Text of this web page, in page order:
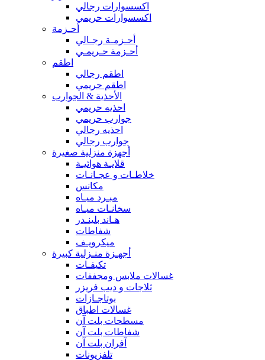
اكسسوارات رجالي
اكسسوارات حريمي
أحـزمة
أحـزمـة رجـالي
أحـزمة حـريمـي
اطقم
اطقم رجالي
اطقم حريمي
الأحذية & الجوارب
احذيه حريمي
جوارب حريمي
احذيه رجالي
جوارب رجالي
أجهزة منزلية صغيرة
قلايـة هوائيـة
خلاطـات و عجـانـات
مكانس
مبـرد ميـاه
سخانـات ميـاه
هـاند بلينـدر
شفاطات
ميكرويـف
أجهـزة منـزلية كبيرة
تكيفـات
غسالات ملابس ومجففات
ثلاجات و ديب فريزر
بوتاجـازات
غسالات اطباق
مسطحات بلت آن
شفاطات بلت آن
آفران بلت آن
تلفزيونات